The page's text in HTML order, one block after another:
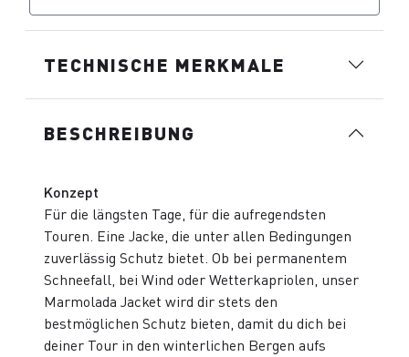
TECHNISCHE MERKMALE
BESCHREIBUNG
Konzept
Für die längsten Tage, für die aufregendsten
Touren. Eine Jacke, die unter allen Bedingungen
zuverlässig Schutz bietet. Ob bei permanentem
Schneefall, bei Wind oder Wetterkapriolen, unser
Marmolada Jacket wird dir stets den
bestmöglichen Schutz bieten, damit du dich bei
deiner Tour in den winterlichen Bergen aufs